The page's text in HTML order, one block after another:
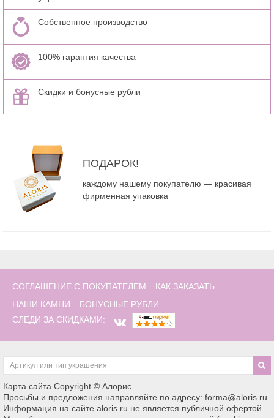
Собственное производство
100% гарантия качества
Скидки и бонусные рубли
ПОДАРОК!
каждому нашему покупателю — красивая
фирменная упаковка
СОГЛАШЕНИЕ С ПОКУПАТЕЛЕМ
КАК ЗАКАЗАТЬ
НАШИ КАМНИ
БОНУСНЫЕ РУБЛИ
СЛЕДИ ЗА СКИДКАМИ:
Карта сайта Copyright © Алорис
Просьбы и предложения направляйте по адресу: forma@aloris.ru
Информация на сайте aloris.ru не является публичной офертой.